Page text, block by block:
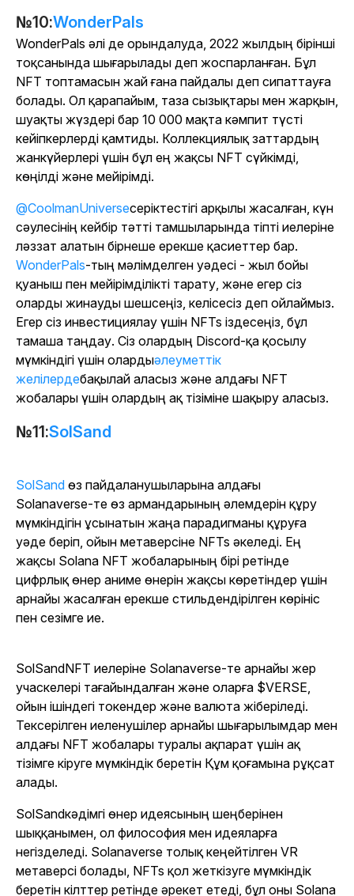
№10:WonderPals
WonderPals әлі де орындалуда, 2022 жылдың бірінші
тоқсанында шығарылады деп жоспарланған. Бұл
NFT топтамасын жай ғана пайдалы деп сипаттауға
болады. Ол қарапайым, таза сызықтары мен жарқын,
шуақты жүздері бар 10 000 мақта кәмпит түсті
кейіпкерлерді қамтиды. Коллекциялық заттардың
жанкүйерлері үшін бұл ең жақсы NFT сүйкімді,
көңілді және мейірімді.
@CoolmanUniverseсеріктестігі арқылы жасалған, күн
сәулесінің кейбір тәтті тамшыларында тіпті иелеріне
ләззат алатын бірнеше ерекше қасиеттер бар.
WonderPals-тың мәлімделген уәдесі - жыл бойы
қуаныш пен мейірімділікті тарату, және егер сіз
оларды жинауды шешсеңіз, келісесіз деп ойлаймыз.
Егер сіз инвестициялау үшін NFTs іздесеңіз, бұл
тамаша таңдау. Сіз олардың Discord-қа қосылу
мүмкіндігі үшін олардыәлеуметтік
желілердебақылай аласыз және алдағы NFT
жобалары үшін олардың ақ тізіміне шақыру аласыз.
№11:SolSand
SolSand өз пайдаланушыларына алдағы
Solanaverse-те өз армандарының әлемдерін құру
мүмкіндігін ұсынатын жаңа парадигманы құруға
уәде беріп, ойын метаверсіне NFTs әкеледі. Ең
жақсы Solana NFT жобаларының бірі ретінде
цифрлық өнер аниме өнерін жақсы көретіндер үшін
арнайы жасалған ерекше стильдендірілген көрініс
пен сезімге ие.
SolSandNFT иелеріне Solanaverse-те арнайы жер
учаскелері тағайындалған және оларға $VERSE,
ойын ішіндегі токендер және валюта жіберіледі.
Тексерілген иеленушілер арнайы шығарылымдар мен
алдағы NFT жобалары туралы ақпарат үшін ақ
тізімге кіруге мүмкіндік беретін Құм қоғамына рұқсат
алады.
SolSandкәдімгі өнер идеясының шеңберінен
шыққанымен, ол философия мен идеяларға
негізделеді. Solanaverse толық кеңейтілген VR
метаверсі болады, NFTs қол жеткізуге мүмкіндік
беретін кілттер ретінде әрекет етеді, бұл оны Solana